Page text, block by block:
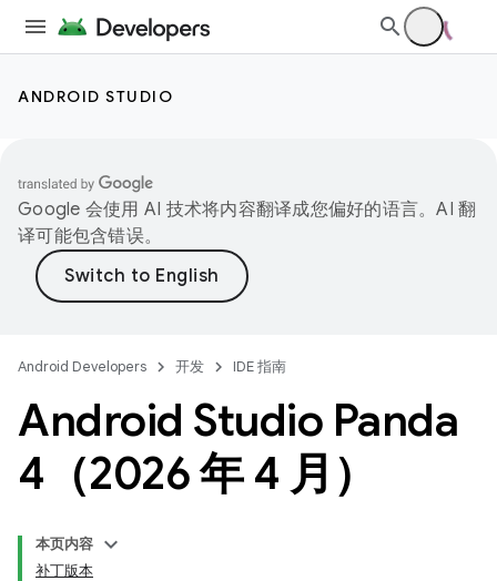
ANDROID STUDIO
Google 会使用 AI 技术将内容翻译成您偏好的语言。AI 翻
译可能包含错误。
Android Developers 开发 IDE 指南
Android Studio Panda
4（2026 年 4 月）
本页内容
补丁版本